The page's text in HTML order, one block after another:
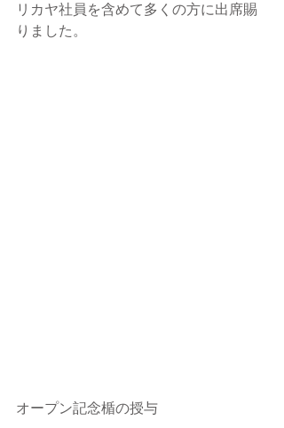
リカヤ社員を含めて多くの方に出席賜
りました。
オープン記念楯の授与